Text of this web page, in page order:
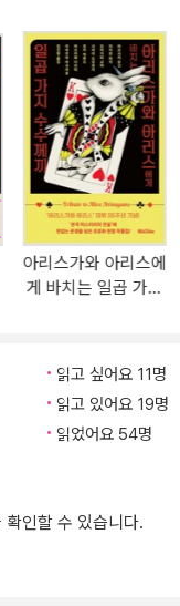
실제 경험이 녹아들어
전 하드보일드 <탐정
W. 크로프츠의 해박한
끼> 등 고전 추리 작가
. ‘세계 미스터리 걸작
들어 보자! 작가들
같은 추리소설 단편집
르그가의 살인> 이후
‘셜록 홈즈 시리즈’는
개성적인 명탐정이
적의 판매 형태가 변하
이 차지하게 되었지만,
는 독자가 적지 않다.
한 전문 지식, 독특한
의 묘사, 해결 방법도
깔끔한 편집으로 새롭
아리스가와 아리스에
게 바치는 일곱 가지
읽고 싶어요 11명
읽고 있어요 19명
읽었어요 54명
인할 수 있습니다.